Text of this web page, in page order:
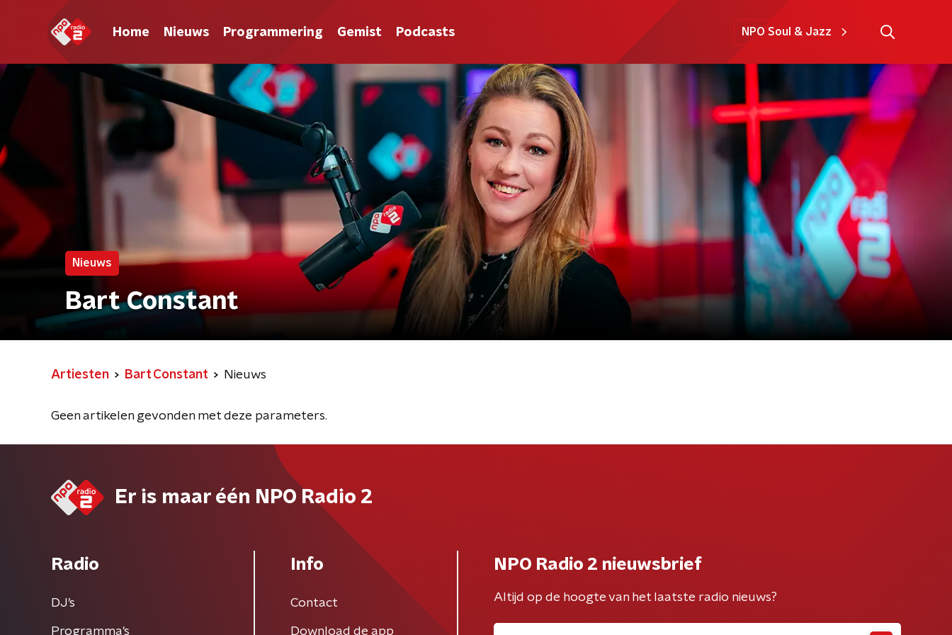
Home Nieuws Programmering Gemist Podcasts NPO Soul & Jazz
Nieuws
Bart Constant
Artiesten Bart Constant Nieuws
Geen artikelen gevonden met deze parameters.
Er is maar één NPO Radio 2
Radio
DJ’s
Programma's
Info
Contact
Download de app
NPO Radio 2 nieuwsbrief
Altijd op de hoogte van het laatste radio nieuws?